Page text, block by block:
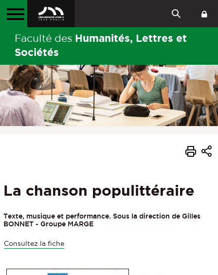
Faculté des Humanités, Lettres et
Sociétés
La chanson populittéraire
Texte, musique et performance. Sous la direction de Gilles
BONNET - Groupe MARGE
Consultez la fiche